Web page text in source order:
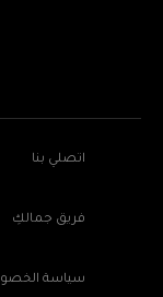
اتصلي بنا
فريق جمالكِ
سياسة